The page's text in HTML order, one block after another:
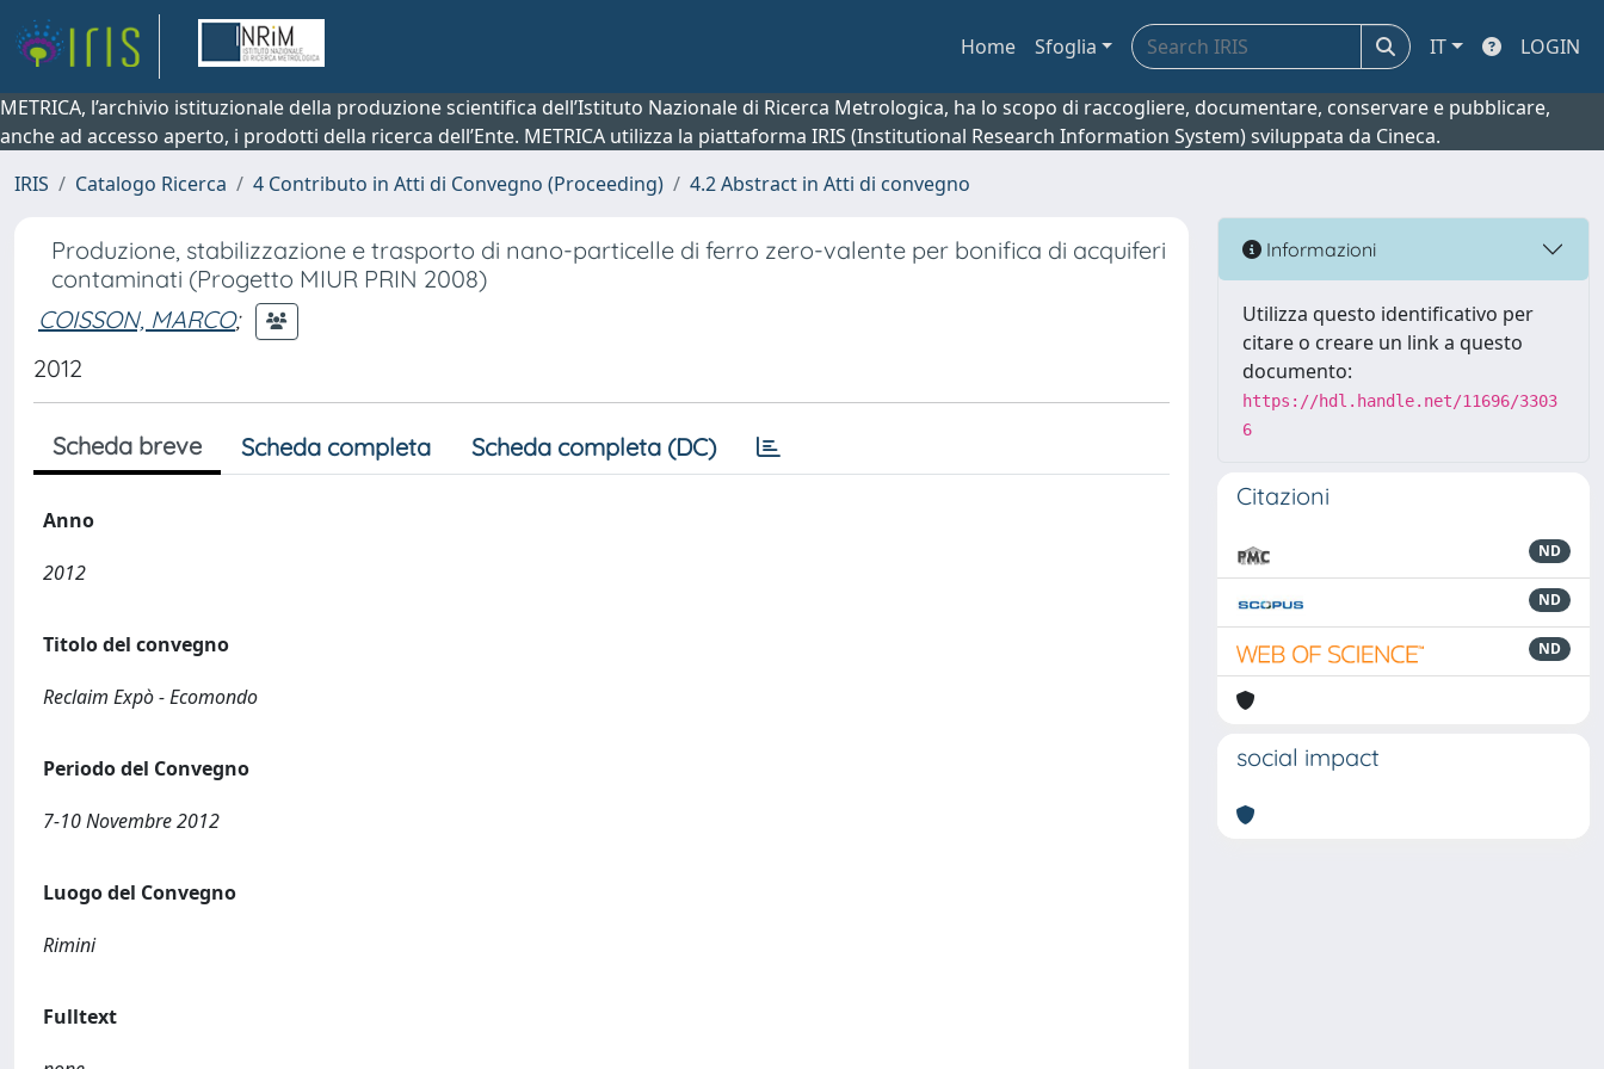
Home Sfoglia IT LOGIN
METRICA, l’archivio istituzionale della produzione scientifica dell’Istituto Nazionale di Ricerca Metrologica, ha lo scopo di raccogliere, documentare, conservare e pubblicare,
anche ad accesso aperto, i prodotti della ricerca dell’Ente. METRICA utilizza la piattaforma IRIS (Institutional Research Information System) sviluppata da Cineca.
IRIS
Catalogo Ricerca 4 Contributo in Atti di Convegno (Proceeding) 4.2 Abstract in Atti di convegno
Produzione, stabilizzazione e trasporto di nano-particelle di ferro zero-valente per bonifica di acquiferi
contaminati (Progetto MIUR PRIN 2008)
COISSON, MARCO;
2012
Scheda breve Scheda completa Scheda completa (DC)
Anno
2012
Titolo del convegno
Reclaim Expò - Ecomondo
Periodo del Convegno
7-10 Novembre 2012
Luogo del Convegno
Rimini
Fulltext
Informazioni
Utilizza questo identificativo per
citare o creare un link a questo
documento:
https://hdl.handle.net/11696/3303
6
Citazioni
ND
ND
ND
social impact